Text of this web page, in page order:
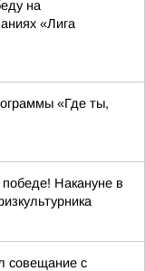
на
«Лига
«Где ты,
Накануне в
совещание с